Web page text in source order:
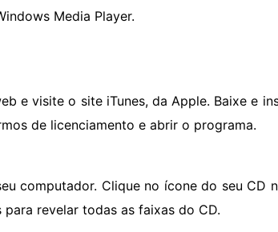
Media Player.
e visite o site iTunes, da Apple. Baixe e
de licenciamento e abrir o programa.
computador. Clique no ícone do seu CD
revelar todas as faixas do CD.